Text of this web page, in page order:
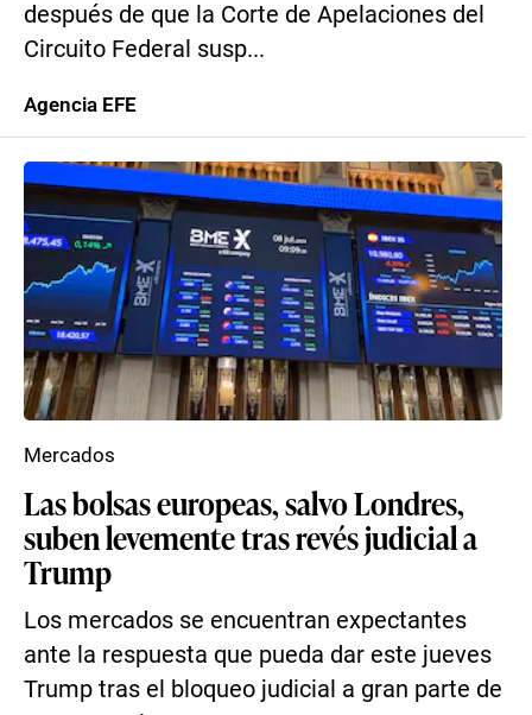
después de que la Corte de Apelaciones del
Circuito Federal susp...
Agencia EFE
Las bolsas europeas, salvo Londres,
suben levemente tras revés judicial a
Trump
Los mercados se encuentran expectantes
ante la respuesta que pueda dar este jueves
Trump tras el bloqueo judicial a gran parte de
Mercados